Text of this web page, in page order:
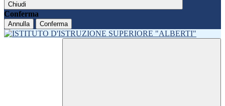
Chiudi
Conferma
Annulla Conferma